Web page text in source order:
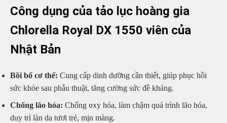
Công dụng của tảo lục hoàng gia
Chlorella Royal DX 1550 viên của
Nhật Bản
Bồi bổ cơ thể: Cung cấp dinh dưỡng cần thiết, giúp phục hồi
sức khỏe sau phẫu thuật, tăng cường sức đề kháng.
Chống lão hóa: Chống oxy hóa, làm chậm quá trình lão hóa,
duy trì làn da tươi trẻ, mịn màng.